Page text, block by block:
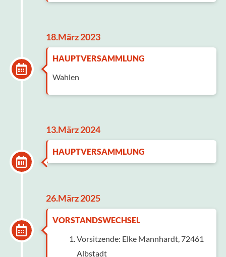
18.März 2023
HAUPTVERSAMMLUNG
Wahlen
13.März 2024
HAUPTVERSAMMLUNG
26.März 2025
VORSTANDSWECHSEL
Vorsitzende: Elke Mannhardt, 72461
Albstadt